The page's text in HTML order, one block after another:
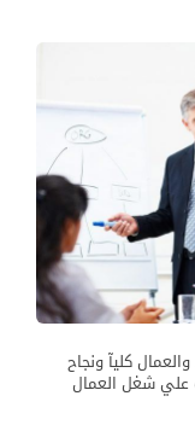
كليآ ونجاح
علي شغل العمال